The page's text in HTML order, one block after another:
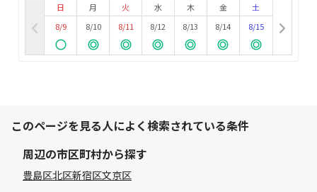
日
8/9
月
8/10
火
8/11
水
8/12
木
8/13
金
8/14
土
8/15
このページを見る人によく検索されている条件
周辺の市区町村から探す
豊島区北区新宿区文京区